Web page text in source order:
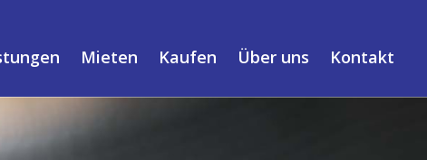
Mieten Kaufen Über uns Kontakt